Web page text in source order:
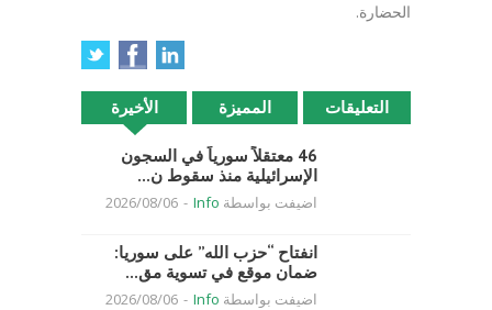
الحضارة.
الأخيرة المميزة التعليقات
46 معتقلاً سورياً في السجون
الإسرائيلية منذ سقوط ن...
اضيفت بواسطة Info
-
2026/08/06
انفتاح “حزب الله” على سوريا:
ضمان موقع في تسوية مق...
اضيفت بواسطة Info
-
2026/08/06